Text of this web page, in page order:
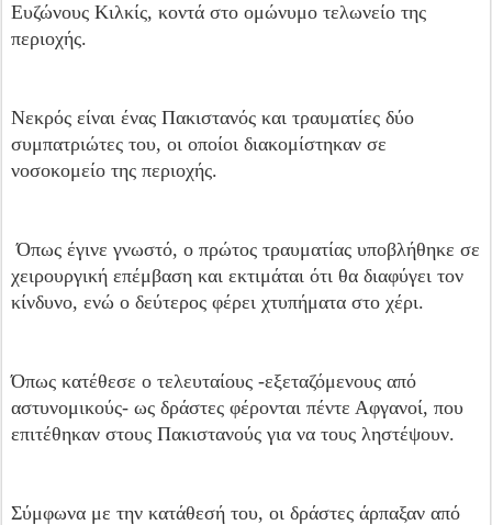
Ευζώνους Κιλκίς, κοντά στο ομώνυμο τελωνείο της
περιοχής.
Νεκρός είναι ένας Πακιστανός και τραυματίες δύο
συμπατριώτες του, οι οποίοι διακομίστηκαν σε
νοσοκομείο της περιοχής.
Όπως έγινε γνωστό, ο πρώτος τραυματίας υποβλήθηκε σε
χειρουργική επέμβαση και εκτιμάται ότι θα διαφύγει τον
κίνδυνο, ενώ ο δεύτερος φέρει χτυπήματα στο χέρι.
Όπως κατέθεσε ο τελευταίους -εξεταζόμενους από
αστυνομικούς- ως δράστες φέρονται πέντε Αφγανοί, που
επιτέθηκαν στους Πακιστανούς για να τους ληστέψουν.
Σύμφωνα με την κατάθεσή του, οι δράστες άρπαξαν από